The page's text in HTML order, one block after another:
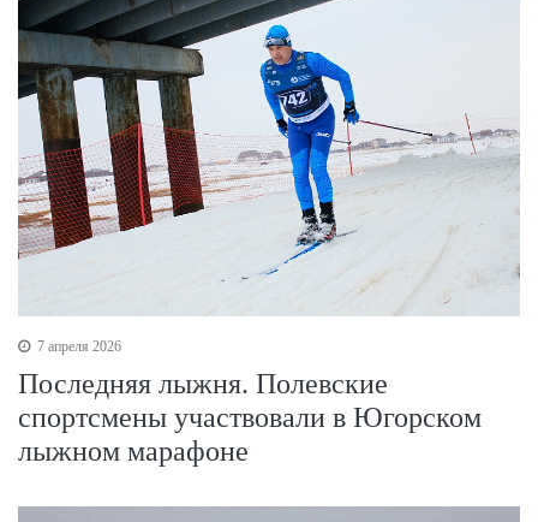
7 апреля 2026
Последняя лыжня. Полевские
спортсмены участвовали в Югорском
лыжном марафоне